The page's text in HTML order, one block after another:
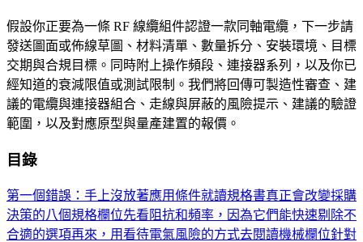
假設你正要為一條 RF 線纜組件認證一款同軸電纜，下一步請
發送圖面或佈線草圖、材料清單、數量拆分、安裝環境、目標
交期與合規目標。同時附上操作頻段、連接器系列，以及你已
經知道的衰減限值或測試限制。我們將回傳可製造性審查、建
議的電纜與連接器組合、走線與屏蔽的風險提示、建議的驗證
範圍，以及對應原型與量產建置的報價。
目錄
第一個錯誤：手上沒放著應用條件就讀規格書真正會改變採購
決策的八個規格欄位先看阻抗和頻率，因為它們能快速剔除不
合適的選項再來，用看待電氣風險的方式去閱讀機械欄位針對